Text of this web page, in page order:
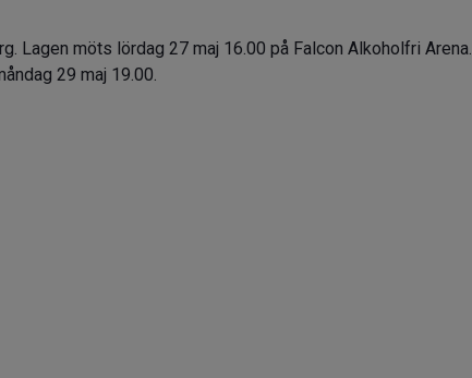
Lagen möts lördag 27 maj 16.00 på Falcon Alkoholfri Arena.
29 maj 19.00.